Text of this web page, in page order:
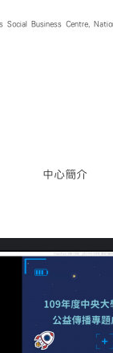
Business Centre,
中心簡介